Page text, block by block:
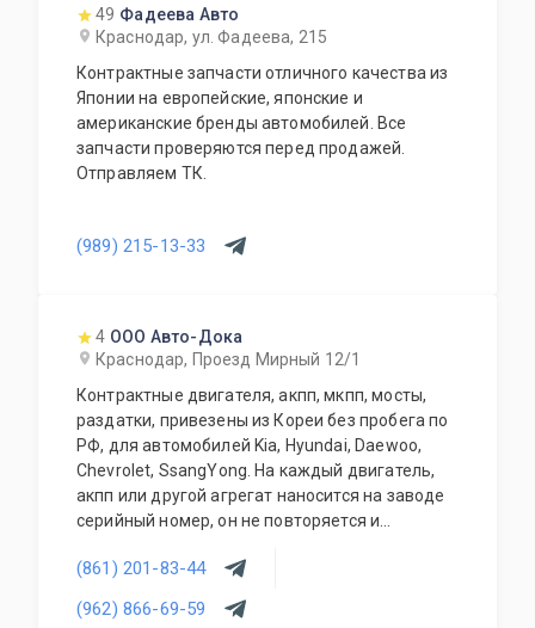
49 Фадеева Авто
Краснодар, ул. Фадеева, 215
Контрактные запчасти отличного качества из
Японии на европейские, японские и
американские бренды автомобилей. Все
запчасти проверяются перед продажей.
Отправляем ТК.
(989) 215-13-33
4 ООО Авто-Дока
Краснодар, Проезд Мирный 12/1
Контрактные двигателя, акпп, мкпп, мосты,
раздатки, привезены из Кореи без пробега по
РФ, для автомобилей Kia, Hyundai, Daewoo,
Chevrolet, SsangYong. На каждый двигатель,
акпп или другой агрегат наносится на заводе
серийный номер, он не повторяется и
ошибёмся, и отправим вам тот экземпляр,
который вы закажете.
(861) 201-83-44
(962) 866-69-59